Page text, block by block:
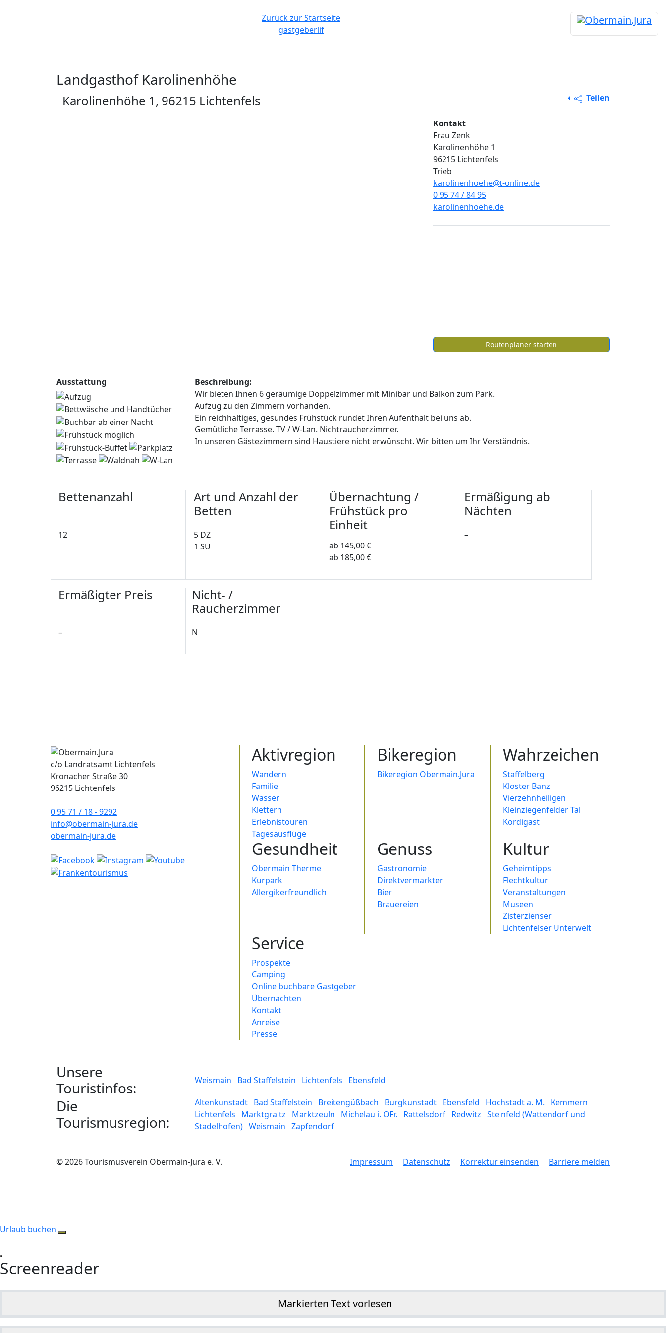
Zurück zur Startseite
gastgeberlif
Landgasthof Karolinenhöhe
Karolinenhöhe 1, 96215 Lichtenfels Teilen
Kontakt
Frau Zenk
Karolinenhöhe 1
96215 Lichtenfels
Trieb
karolinenhoehe@t-online.de
0 95 74 / 84 95
karolinenhoehe.de
Routenplaner starten
Ausstattung
Beschreibung:
Wir bieten Ihnen 6 geräumige Doppelzimmer mit Minibar und Balkon zum Park.
Aufzug zu den Zimmern vorhanden.
Ein reichhaltiges, gesundes Frühstück rundet Ihren Aufenthalt bei uns ab.
Gemütliche Terrasse. TV / W-Lan. Nichtraucherzimmer.
In unseren Gästezimmern sind Haustiere nicht erwünscht. Wir bitten um Ihr Verständnis.
Bettenanzahl
12
Art und Anzahl der
Betten
5 DZ
1 SU
Übernachtung /
Frühstück pro
Einheit
ab 145,00 €
ab 185,00 €
Ermäßigung ab
Nächten
–
Ermäßigter Preis
–
Nicht- /
Raucherzimmer
N
c/o Landratsamt Lichtenfels
Kronacher Straße 30
96215 Lichtenfels
0 95 71 / 18 - 9292
info@obermain-jura.de
obermain-jura.de
Aktivregion
Wandern
Familie
Wasser
Klettern
Erlebnistouren
Tagesausflüge
Bikeregion
Bikeregion Obermain.Jura
Wahrzeichen
Staffelberg
Kloster Banz
Vierzehnheiligen
Kleinziegenfelder Tal
Kordigast
Gesundheit
Obermain Therme
Kurpark
Allergikerfreundlich
Genuss
Gastronomie
Direktvermarkter
Bier
Brauereien
Kultur
Geheimtipps
Flechtkultur
Veranstaltungen
Museen
Zisterzienser
Lichtenfelser Unterwelt
Service
Prospekte
Camping
Online buchbare Gastgeber
Übernachten
Kontakt
Anreise
Presse
Unsere
Touristinfos:
Weismain Bad Staffelstein Lichtenfels Ebensfeld
Die
Tourismusregion:
Altenkunstadt Bad Staffelstein Breitengüßbach Burgkunstadt Ebensfeld Hochstadt a. M.
Kemmern
Lichtenfels
Marktgraitz Marktzeuln Michelau i. OFr. Rattelsdorf Redwitz Steinfeld (Wattendorf und
Stadelhofen) Weismain Zapfendorf
© 2026 Tourismusverein Obermain-Jura e. V. Impressum Datenschutz Korrektur einsenden Barriere melden
Urlaub buchen
Screenreader
Markierten Text vorlesen